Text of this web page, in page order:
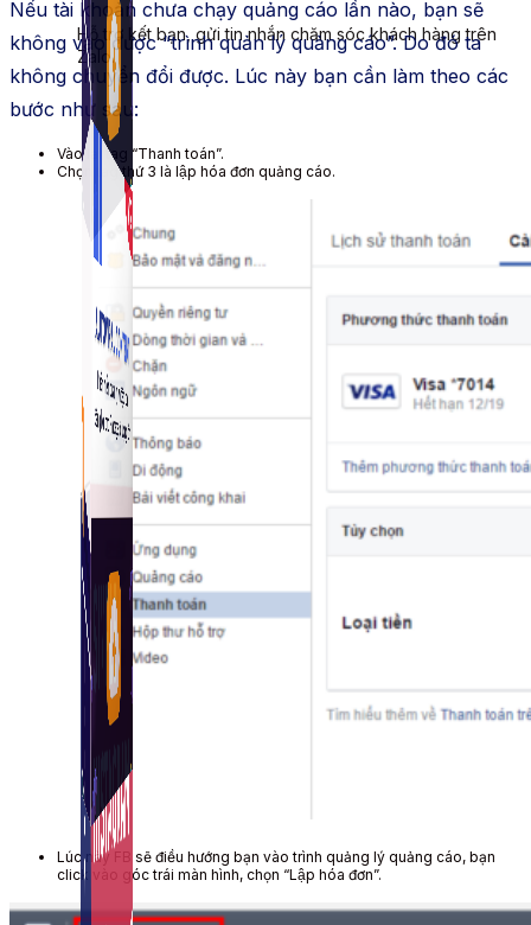
Auto Viral Content
Công cụ đặt lịch, đăng bài tự động cho hàng loạt
Fanpage.
Hỗ trợ kết bạn, gửi tin nhắn chăm sóc khách hàng trên
Zalo.
Nếu tài khoản chưa chạy quảng cáo lần nào, bạn sẽ
không vào được “trình quản lý quảng cáo”. Do đó ta
không chuyển đổi được. Lúc này bạn cần làm theo các
bước như sau:
Vào lại tag “Thanh toán”.
Chọn tag thứ 3 là lập hóa đơn quảng cáo.
Lúc này FB sẽ điều hướng bạn vào trình quảng lý quảng cáo, bạn
click vào góc trái màn hình, chọn “Lập hóa đơn”.